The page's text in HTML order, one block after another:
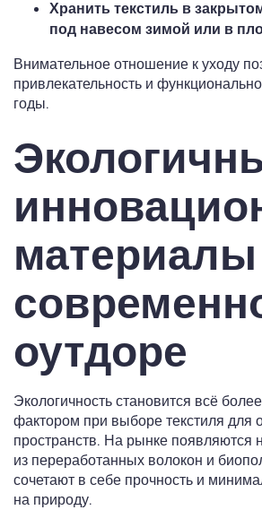
Хранить текстиль в
под навесом зимой или в
Внимательное отношение к уходу
привлекательность и
годы.
оутдоре
Экологичность становится всё
фактором при выборе текстиля для
пространств. На рынке появляются
из переработанных волокон и
сочетают в себе прочность и
на природу.